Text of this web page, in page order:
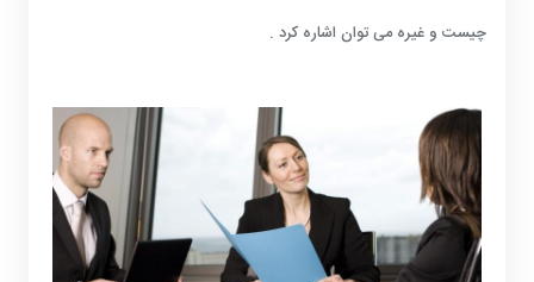
چیست و غیره می توان اشاره کرد .